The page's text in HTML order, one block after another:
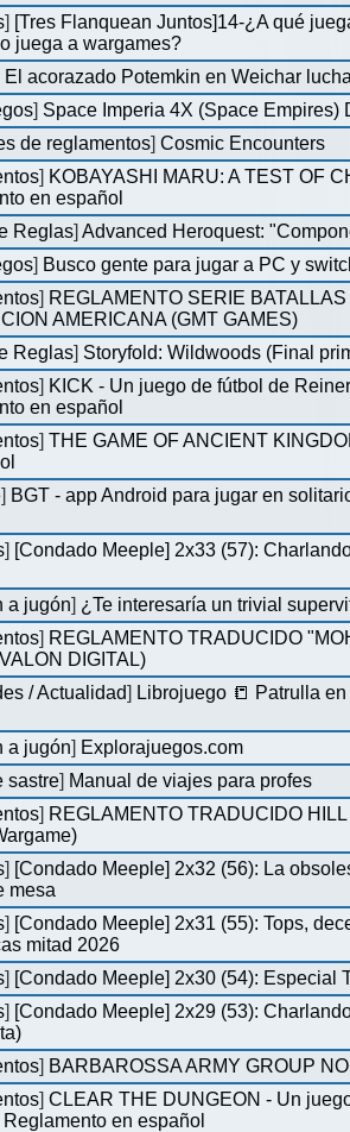
] [Tres Flanquean Juntos]14-¿A qué
juega a wargames?
El acorazado Potemkin en Weichar
] Space Imperia 4X (Space Empires)
de reglamentos]Cosmic Encounters
] KOBAYASHI MARU: A TEST OF
en español
Reglas]Advanced Heroquest:
] Busco gente para jugar a PC y
] REGLAMENTO SERIE
AMERICANA (GMT GAMES)
Reglas] Storyfold: Wildwoods (Final
] KICK - Un juego de fútbol de
en español
]THE GAME OF ANCIENT
] BGT - app Android para jugar en
] [Condado Meeple] 2x33 (57):
a jugón] ¿Te interesaría un trivial
] REGLAMENTO TRADUCIDO
DIGITAL)
/ Actualidad] Librojuego 📒 Patrulla
a jugón] Explorajuegos.com
sastre] Manual de viajes para profes
] REGLAMENTO TRADUCIDO
] [Condado Meeple] 2x32 (56): La
mesa
] [Condado Meeple] 2x31 (55): Tops,
mitad 2026
] [Condado Meeple] 2x30 (54): Especial
] [Condado Meeple] 2x29 (53):
] BARBAROSSA ARMY GROUP
]CLEAR THE DUNGEON - Un
en español